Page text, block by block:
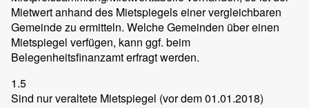
Mietwert anhand des Mietspiegels einer vergleichbaren
Gemeinde zu ermitteln. Welche Gemeinden über einen
Mietspiegel verfügen, kann ggf. beim
Belegenheitsfinanzamt erfragt werden.
1.5
Sind nur veraltete Mietspiegel (vor dem 01.01.2018)